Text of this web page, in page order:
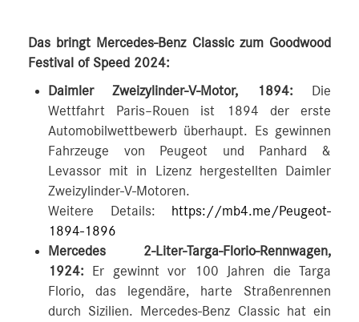
Das bringt Mercedes-Benz Classic zum Goodwood
Festival of Speed 2024:
Daimler Zweizylinder-V-Motor, 1894: Die
Wettfahrt Paris–Rouen ist 1894 der erste
Automobilwettbewerb überhaupt. Es gewinnen
Fahrzeuge von Peugeot und Panhard &
Levassor mit in Lizenz hergestellten Daimler
Zweizylinder-V-Motoren.
Weitere Details:
https://mb4.me/Peugeot-
1894-1896
Mercedes 2-Liter-Targa-Florio-Rennwagen,
1924: Er gewinnt vor 100 Jahren die Targa
Florio, das legendäre, harte Straßenrennen
durch Sizilien. Mercedes-Benz Classic hat ein